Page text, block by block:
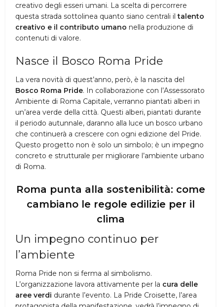
creativo degli esseri umani. La scelta di percorrere
questa strada sottolinea quanto siano centrali iltalento
creativo e il contributo umano nella produzione di
contenuti di valore.
Nasce il Bosco Roma Pride
La vera novità di quest’anno, però, è la nascita del
Bosco Roma Pride. In collaborazione con l’Assessorato
Ambiente di Roma Capitale, verranno piantati alberi in
un’area verde della città. Questi alberi, piantati durante
il periodo autunnale, daranno alla luce un bosco urbano
che continuerà a crescere con ogni edizione del Pride.
Questo progetto non è solo un simbolo; è un impegno
concreto e strutturale per migliorare l’ambiente urbano
di Roma.
Roma punta alla sostenibilità: come
cambiano le regole edilizie per il
clima
Un impegno continuo per
l’ambiente
Roma Pride non si ferma al simbolismo.
L’organizzazione lavora attivamente per la cura delle
aree verdi durante l’evento. La Pride Croisette, l’area